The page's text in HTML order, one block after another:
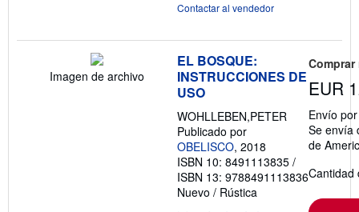
Contactar al vendedor
Imagen de archivo
EL BOSQUE:
INSTRUCCIONES DE
USO
WOHLLEBEN,PETER
Publicado por
OBELISCO, 2018
ISBN 10: 8491113835 /
ISBN 13: 9788491113836
Nuevo / Rústica
EUR
Envío
Se envía
de
Cantidad